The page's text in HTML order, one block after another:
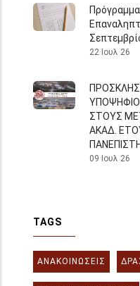
22 Ιουλ 26
ΣΤΟΥΣ
ΑΚΑΔ.
09 Ιουλ 26
TAGS
ΑΝΑΚΟΙΝΏΣΕΙΣ